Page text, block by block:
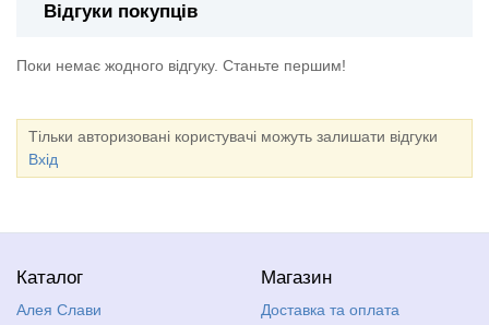
Відгуки покупців
Поки немає жодного відгуку. Станьте першим!
Тільки авторизовані користувачі можуть залишати відгуки
Вхід
Каталог
Алея Слави
Магазин
Доставка та оплата